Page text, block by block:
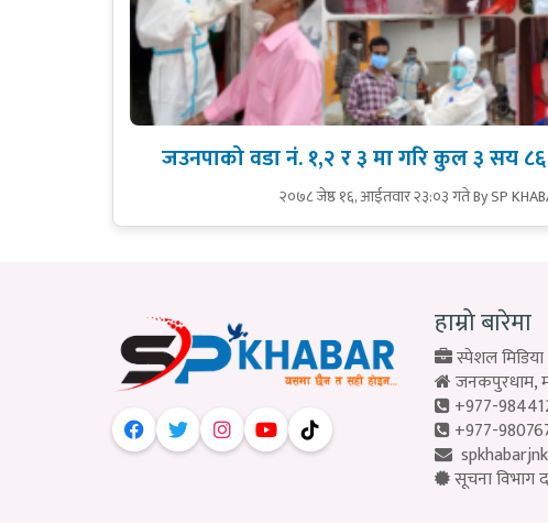
जउनपाको वडा नं. १,२ र ३ मा गरि कुल ३ सय
२०७८ जेष्ठ १६, आईतवार २३:०३ गतेBy SP
हाम्रो बारेमा
स्पेशल मिडिया
जनकपुरधाम,
+977-
+977-
सूचना विभाग